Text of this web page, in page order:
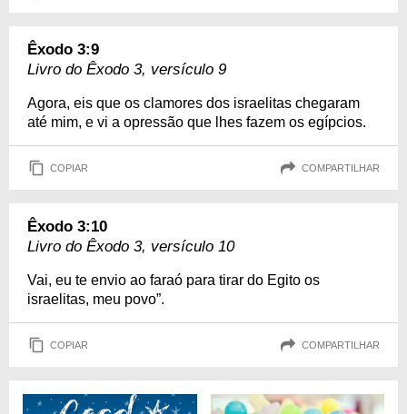
Êxodo 3:9
Livro do Êxodo 3, versículo 9
Agora, eis que os clamores dos israelitas chegaram
até mim, e vi a opressão que lhes fazem os egípcios.
COPIAR COMPARTILHAR
Êxodo 3:10
Livro do Êxodo 3, versículo 10
Vai, eu te envio ao faraó para tirar do Egito os
israelitas, meu povo”.
COPIAR COMPARTILHAR